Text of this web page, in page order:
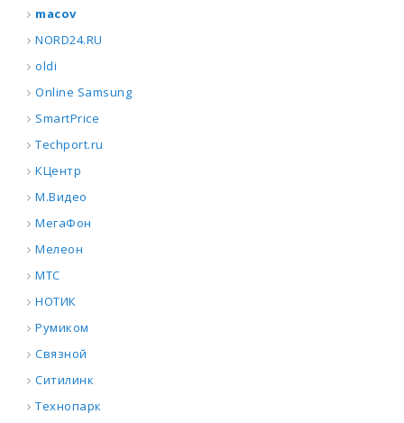
macov
NORD24.RU
oldi
Online Samsung
SmartPrice
Techport.ru
КЦентр
М.Видео
МегаФон
Мелеон
МТС
НОТИК
Румиком
Связной
Ситилинк
Технопарк